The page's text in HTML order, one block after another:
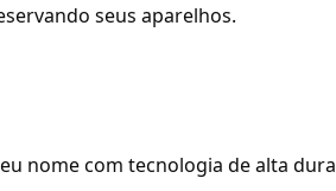
seus aparelhos.
nome com tecnologia de alta